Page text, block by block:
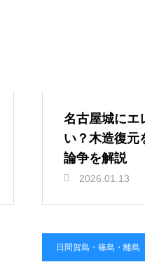
名古屋城にエ
い？木造復元
論争を解説
2026.01.13
日間賀島・篠島・離島